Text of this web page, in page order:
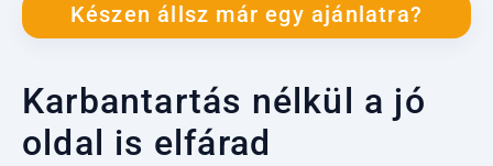
Készen állsz már egy ajánlatra?
Karbantartás nélkül a jó
oldal is elfárad